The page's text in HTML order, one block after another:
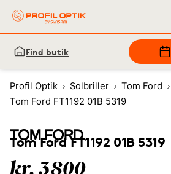
Find butik
Profil Optik Solbriller
Tom Ford
Tom Ford FT1192 01B 5319
Tom Ford FT1192 01B 5319